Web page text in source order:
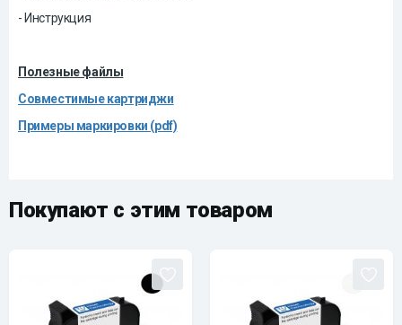
- Инструкция
Полезные файлы
Совместимые картриджи
Примеры маркировки (pdf)
Покупают с этим товаром